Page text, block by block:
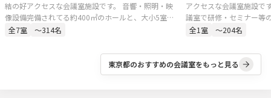
結の好アクセスな会議室施設です。 音響・照明・映
像設備完備されてる約400㎡のホールと、大小5室の
会議室。セミナー、講演会、シンポジウム、株主総
ど、多様な用途にご対応可能です。
全7室 〜314名
アクセスな会議室施設で
議室で研修・セミナー等
です。
全1 室 〜204名
東京都のおすすめの会議室をもっと見る